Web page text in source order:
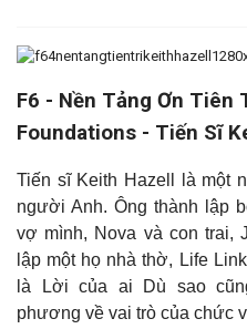
F6 - Nền Tảng Ơn Tiên
Foundations - Tiến Sĩ
Tiến sĩ Keith Hazell là một
người Anh. Ông thành lập
vợ mình, Nova và con trai,
lập một họ nhà thờ, Life
là Lời của ai Dù sao
phương về vai trò của chức